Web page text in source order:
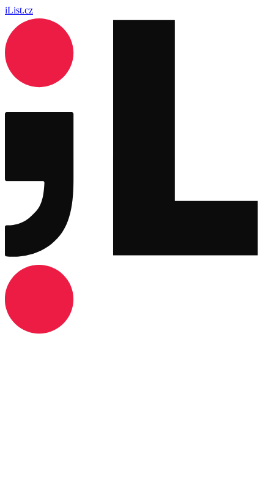
iList.cz